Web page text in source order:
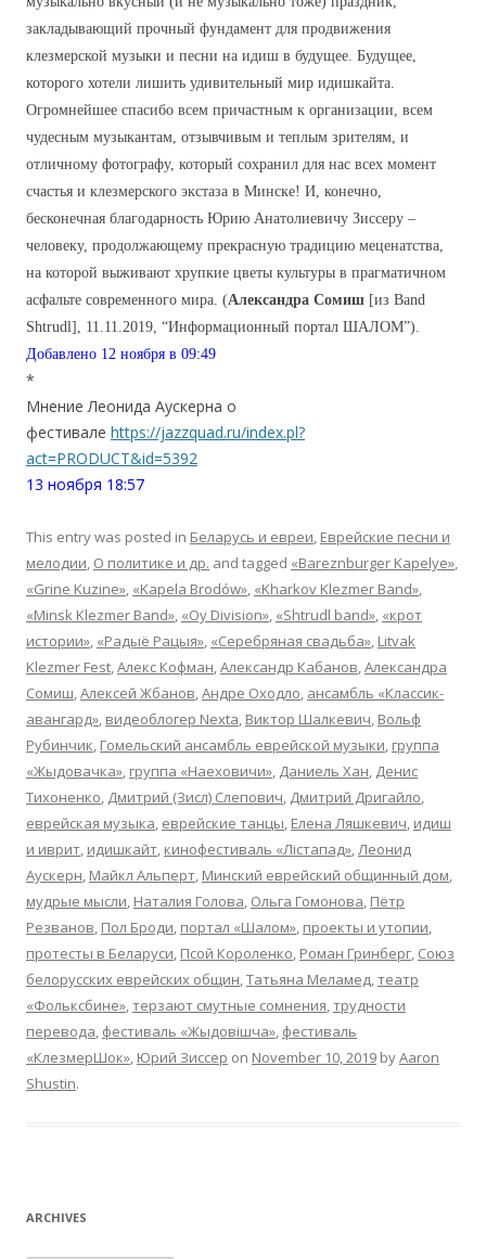
закладывающий прочный фундамент для продвижения
клезмерской музыки и песни на идиш в будущее. Будущее,
которого хотели лишить удивительный мир идишкайта.
Огромнейшее спасибо всем причастным к организации, всем
чудесным музыкантам, отзывчивым и теплым зрителям, и
отличному фотографу, который сохранил для нас всех момент
счастья и клезмерского экстаза в Минске! И, конечно,
бесконечная благодарность Юрию Анатолиевичу Зиссеру –
человеку, продолжающему прекрасную традицию меценатства,
на которой выживают хрупкие цветы культуры в прагматичном
асфальте современного мира. (Александра Сомиш [из Band
Shtrudl], 11.11.2019, “Информационный портал ШАЛОМ”).
Добавлено 12 ноября в 09:49
*
Мнение Леонида Аускерна о
фестивале https://jazzquad.ru/index.pl?
act=PRODUCT&id=5392
13 ноября 18:57
This entry was posted in Беларусь и евреи, Еврейские песни и
мелодии, О политике и др. and tagged «Bareznburger Kapelye»,
«Grine Kuzine», «Kapela Brodów», «Kharkov Klezmer Band»,
«Minsk Klezmer Band», «Oy Division», «Shtrudl band», «крот
истории», «Радыё Рацыя», «Серебряная свадьба», Litvak
Klezmer Fest,Алекс Кофман,Александр Кабанов,Александра
Сомиш,Алексей Жбанов,Андре Оходло, ансамбль «Классик-
авангард», видеоблогер Nexta, Виктор Шалкевич, Вольф
Рубинчик, Гомельский ансамбль еврейской музыки, группа
«Жыдовачка», группа «Наеховичи», Даниель Хан, Денис
Тихоненко, Дмитрий (Зисл) Слепович, Дмитрий Дригайло,
еврейская музыка, еврейские танцы, Елена Ляшкевич, идиш
и иврит, идишкайт, кинофестиваль «Лістапад»,Леонид
Аускерн, Майкл Альперт, Минский еврейский общинный дом,
мудрые мысли, Наталия Голова, Ольга Гомонова, Пётр
Резванов, Пол Броди, портал «Шалом», проекты и утопии,
протесты в Беларуси, Псой Короленко, Роман Гринберг, Союз
белорусских еврейских общин,Татьяна Меламед,театр
«Фольксбине»,терзают смутные сомнения,трудности
перевода, фестиваль «Жыдовішча», фестиваль
«КлезмерШок», Юрий Зиссер on November 10, 2019 byAaron
Shustin.
ARCHIVES